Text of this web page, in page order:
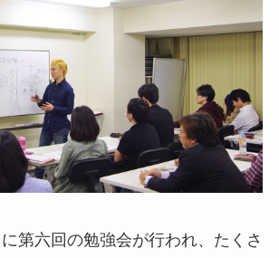
よくあるご質問
・講演などのご依頼
お問合せ
第六回の勉強会が行われ、たくさ